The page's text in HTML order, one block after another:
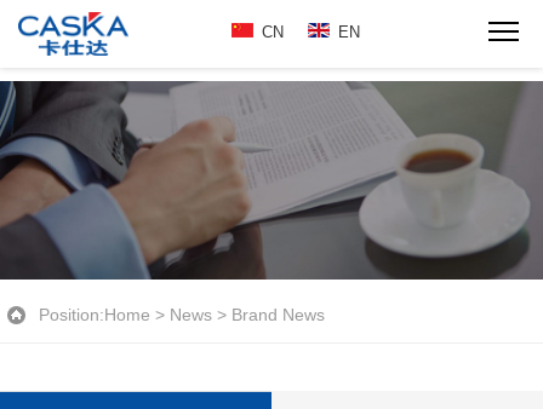
CN EN
Position:Home > News > Brand News